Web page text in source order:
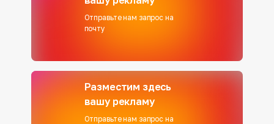
Отправьте нам запрос на
почту
Разместим здесь
вашу рекламу
Отправьте нам запрос на